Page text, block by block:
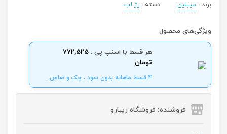
برند : میبلین دسته : رژ لب
ویژگی‌های محصول
هر قسط با اسنپ پی : 772,525
تومان
4 قسط ماهانه بدون سود ، چک و ضامن .
فروشنده: فروشگاه زیبارو